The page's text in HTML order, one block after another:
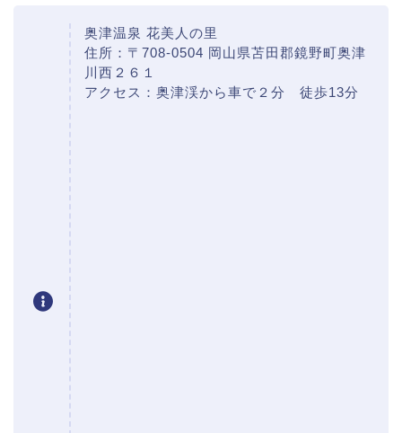
奥津温泉 花美人の里
住所：〒708-0504 岡山県苫田郡鏡野町奥津
川西２６１
アクセス：奥津渓から車で２分 徒歩13分